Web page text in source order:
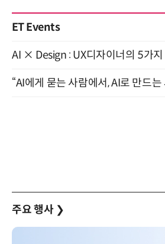
ET Events
주요 행사 ❯